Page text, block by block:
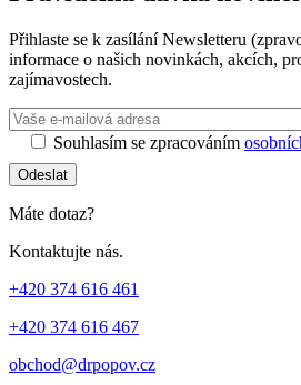
Přihlaste se k zasílání Newsletteru
informace o našich novinkách, akcích,
zajímavostech.
Souhlasím se zpracováním
Odeslat
Máte dotaz?
Kontaktujte nás.
+420 374 616 461
+420 374 616 467
obchod@drpopov.cz